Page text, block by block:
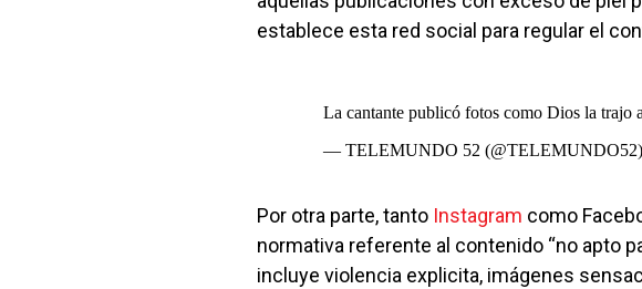
establece esta red social para regular el
La cantante publicó fotos como Dios la trajo
— TELEMUNDO 52 (@TELEMUNDO52)
Por otra parte, tanto Instagram como
normativa referente al contenido “no apto
incluye violencia explicita, imágenes